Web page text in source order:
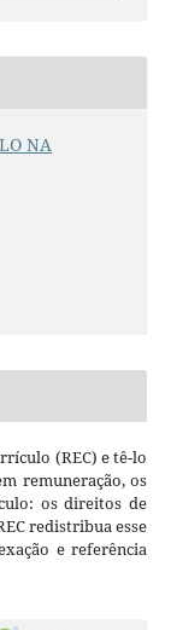
NA
(REC) e tê-lo
remuneração, os
os direitos de
redistribua esse
e referência